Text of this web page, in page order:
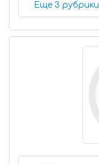
Еще 3 рубрики